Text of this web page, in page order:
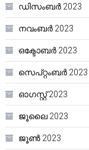
ഡിസംബർ 2023
നവംബർ 2023
ഒക്ടോബർ 2023
സെപ്റ്റംബർ 2023
ഓഗസ്റ്റ്‌ 2023
ജൂലൈ 2023
ജൂൺ 2023